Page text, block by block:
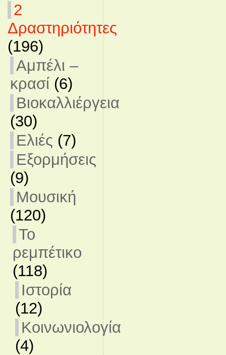
2
Δραστηριότητες
(196)
Αμπέλι –
κρασί (6)
Βιοκαλλιέργεια
(30)
Ελιές (7)
Εξορμήσεις
(9)
Μουσική
(120)
Το
ρεμπέτικο
(118)
Ιστορία
(12)
Κοινωνιολογία
(4)